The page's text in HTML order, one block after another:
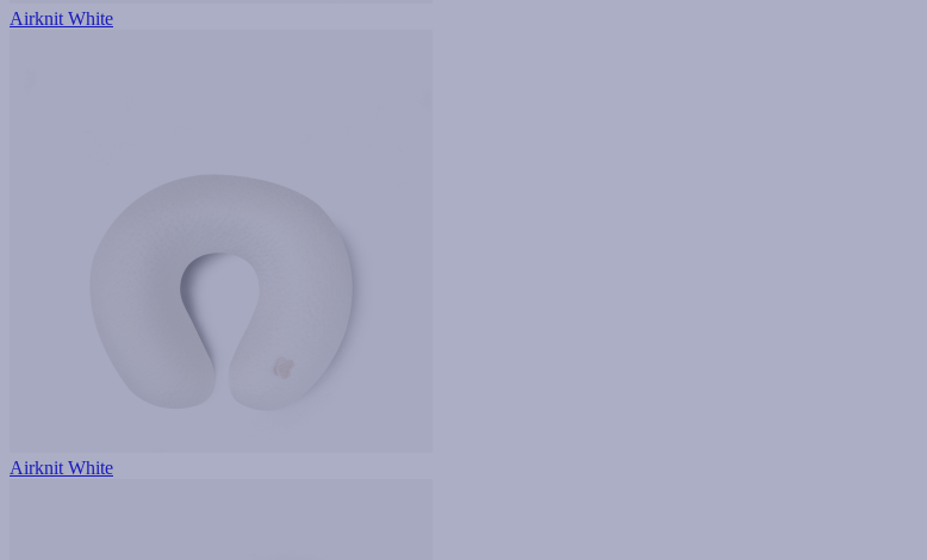
Airknit White
Airknit White